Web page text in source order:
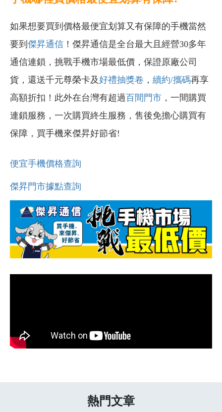
如果想要買到價格最便宜划算又有保障的手機當然
要到 傑昇通信 ！傑昇通信是全台最大且經營30多年
通信連鎖，挑戰手機市場最低價，保證原廠公司
貨，還送千元尊榮卡及好禮抽獎卷 ， 續約/攜碼再享
高額折扣！此外在台灣有超過百間門市 ，一間購買
連鎖服務，一次購買終生服務，售後免擔心購買有
保障，買手機來傑昇好節省!
便宜手機價格查詢
傑昇門市據點查詢
熱門文章